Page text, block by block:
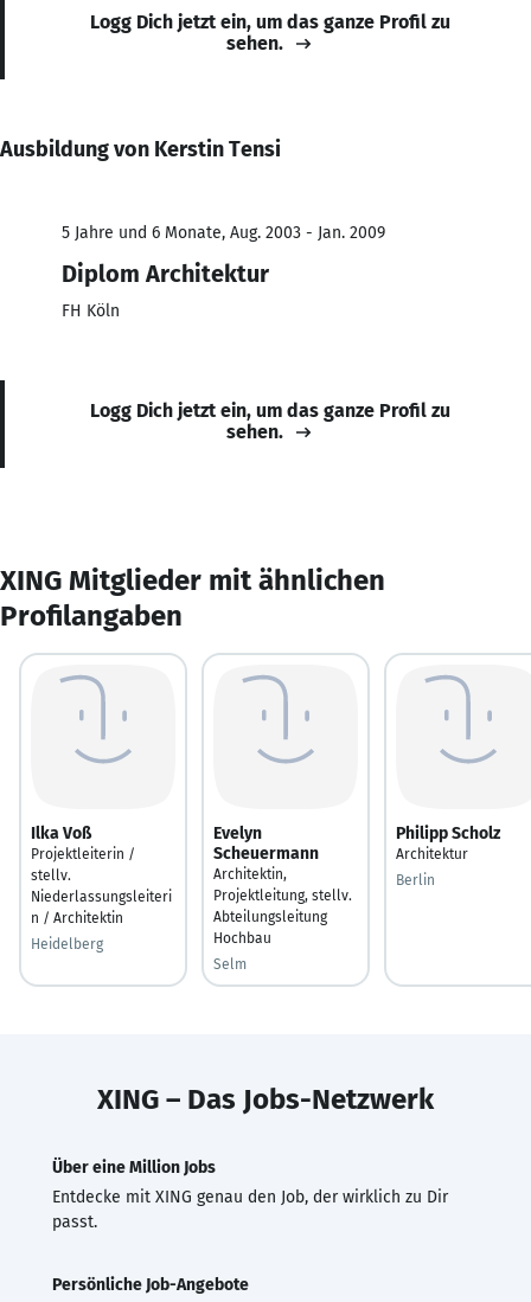
Logg Dich jetzt ein, um das ganze Profil zu
sehen.
Ausbildung von Kerstin Tensi
5 Jahre und 6 Monate, Aug. 2003 - Jan. 2009
Diplom Architektur
FH Köln
Logg Dich jetzt ein, um das ganze Profil zu
sehen.
XING Mitglieder mit ähnlichen
Profilangaben
Ilka Voß
Projektleiterin /
stellv.
Niederlassungsleiteri
n / Architektin
Heidelberg
Evelyn
Scheuermann
Architektin,
Projektleitung, stellv.
Abteilungsleitung
Hochbau
Selm
Philipp Scholz
Architektur
Berlin
XING – Das Jobs-Netzwerk
Über eine Million Jobs
Entdecke mit XING genau den Job, der wirklich zu Dir
passt.
Persönliche Job-Angebote